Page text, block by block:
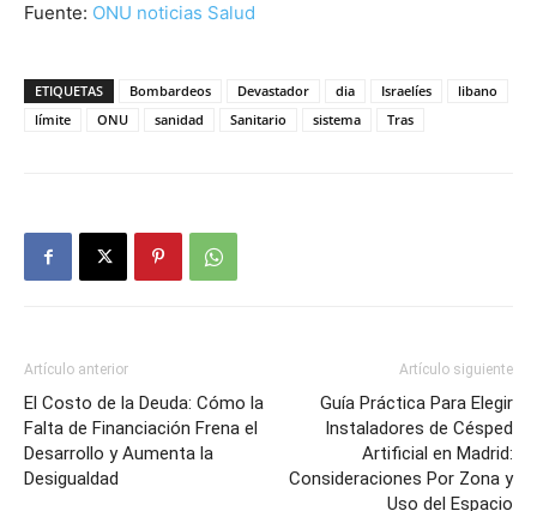
Fuente: ONU noticias Salud
ETIQUETAS Bombardeos Devastador dia Israelíes
libano
límite
ONU sanidad Sanitario sistema Tras
Artículo anterior
El Costo de la Deuda: Cómo la
Falta de Financiación Frena el
Desarrollo y Aumenta la
Desigualdad
Artículo siguiente
Guía Práctica Para Elegir
Instaladores de Césped
Artificial en Madrid:
Consideraciones Por Zona y
Uso del Espacio